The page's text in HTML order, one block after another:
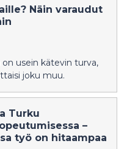
Näin varaudut
usein kätevin turva,
joku muu.
Turku
–
työ on hitaampaa